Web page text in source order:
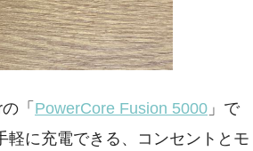
「 PowerCore Fusion 5000 」で
に充電できる、コンセントとモ